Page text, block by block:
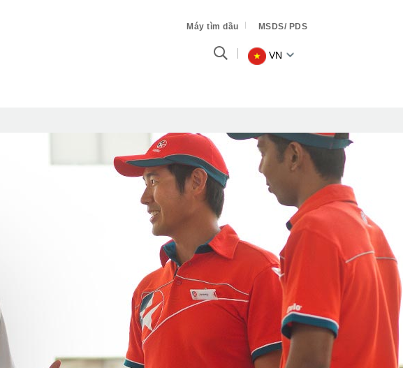
Máy tìm dầu MSDS/ PDS
VN